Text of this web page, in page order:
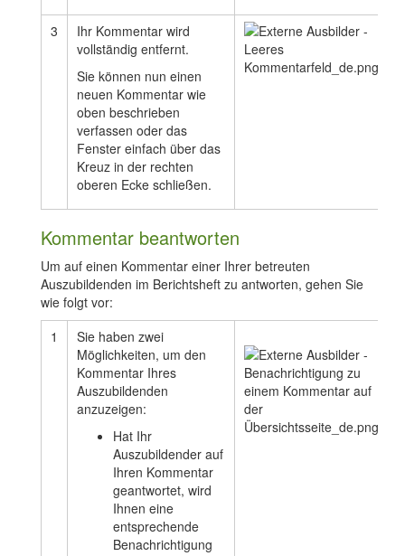
3
Ihr Kommentar wird
vollständig entfernt.
Sie können nun einen
neuen Kommentar wie
oben beschrieben
verfassen oder das
Fenster einfach über das
Kreuz in der rechten
oberen Ecke schließen.
Kommentar beantworten
Um auf einen Kommentar einer Ihrer betreuten
Auszubildenden im Berichtsheft zu antworten, gehen Sie
wie folgt vor:
1
Sie haben zwei
Möglichkeiten, um den
Kommentar Ihres
Auszubildenden
anzuzeigen:
Hat Ihr
Auszubildender auf
Ihren Kommentar
geantwortet, wird
Ihnen eine
entsprechende
Benachrichtigung